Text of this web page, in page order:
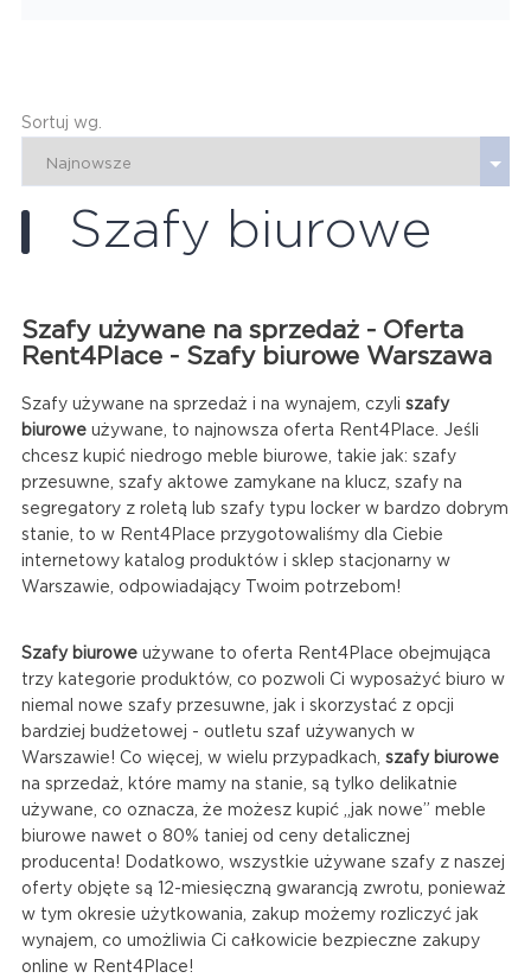
Sortuj wg.
Szafy biurowe
Szafy używane na sprzedaż - Oferta
Rent4Place - Szafy biurowe Warszawa
Szafy używane na sprzedaż i na wynajem, czyli szafy
biuroweużywane, to najnowsza oferta Rent4Place. Jeśli
chcesz kupić niedrogo meble biurowe, takie jak: szafy
przesuwne, szafy aktowe zamykane na klucz, szafy na
segregatory z roletą lub szafy typu locker w bardzo dobrym
stanie, to w Rent4Place przygotowaliśmy dla Ciebie
internetowy katalog produktów i sklep stacjonarny w
Warszawie, odpowiadający Twoim potrzebom!
Szafy biuroweużywane to oferta Rent4Place obejmująca
trzy kategorie produktów, co pozwoli Ci wyposażyć biuro w
niemal nowe szafy przesuwne, jak i skorzystać z opcji
bardziej budżetowej - outletu szaf używanych w
Warszawie! Co więcej, w wielu przypadkach, szafy biurowe
na sprzedaż, które mamy na stanie, są tylko delikatnie
używane, co oznacza, że możesz kupić „jak nowe” meble
biurowe nawet o 80% taniej od ceny detalicznej
producenta! Dodatkowo, wszystkie używane szafy z naszej
oferty objęte są 12-miesięczną gwarancją zwrotu, ponieważ
w tym okresie użytkowania, zakup możemy rozliczyć jak
wynajem, co umożliwia Ci całkowicie bezpieczne zakupy
online w Rent4Place!